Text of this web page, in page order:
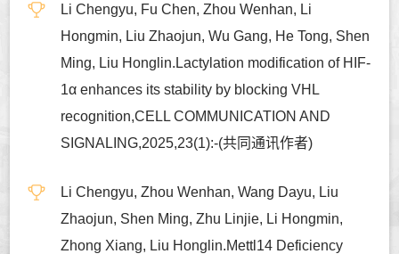
Li Chengyu, Fu Chen, Zhou Wenhan, Li
Hongmin, Liu Zhaojun, Wu Gang, He Tong, Shen
Ming, Liu Honglin.Lactylation modification of HIF-
1α enhances its stability by blocking VHL
recognition,CELL COMMUNICATION AND
SIGNALING,2025,23(1):-(共同通讯作者)
Li Chengyu, Zhou Wenhan, Wang Dayu, Liu
Zhaojun, Shen Ming, Zhu Linjie, Li Hongmin,
Zhong Xiang, Liu Honglin.Mettl14 Deficiency